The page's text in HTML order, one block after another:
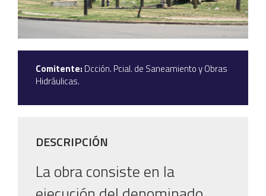
Comitente: Dcción. Pcial. de Saneamiento y Obras
Hidráulicas.
DESCRIPCIÓN
La obra consiste en la